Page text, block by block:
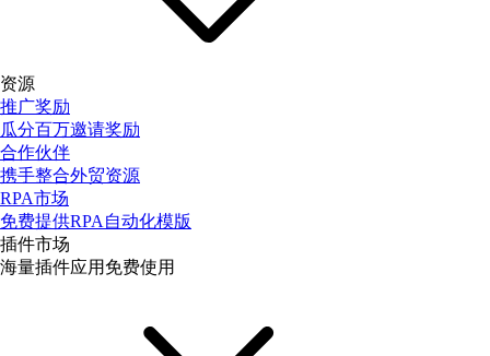
资源
推广奖励
瓜分百万邀请奖励
合作伙伴
携手整合外贸资源
RPA市场
免费提供RPA自动化模版
插件市场
海量插件应用免费使用